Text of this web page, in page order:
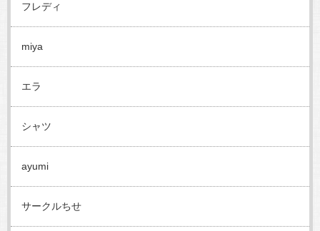
フレディ
miya
エラ
シャツ
ayumi
サークルちせ